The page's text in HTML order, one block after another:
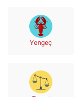
Yengeç